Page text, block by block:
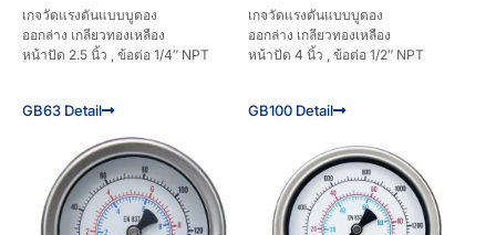
เกจวัดแรงดันแบบบูดอง
ออกล่าง เกลียวทองเหลือง
หน้าปัด 2.5 นิ้ว , ข้อต่อ 1/4″ NPT
GB63 Detail
เกจวัดแรงดันแบบบูดอง
ออกล่าง เกลียวทองเหลือง
หน้าปัด 4 นิ้ว , ข้อต่อ 1/2″ NPT
GB100 Detail